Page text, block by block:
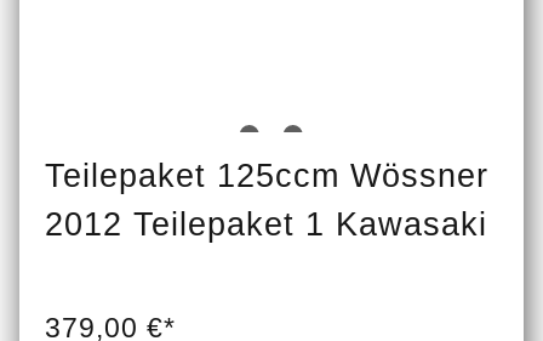
Teilepaket 125ccm Wössner
2012 Teilepaket 1 Kawasaki
379,00 €*